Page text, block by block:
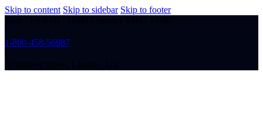
Skip to content Skip to sidebar Skip to footer
1-800-458-56987